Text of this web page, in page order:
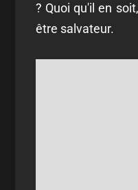
? Quoi qu'il en
être salvateur.